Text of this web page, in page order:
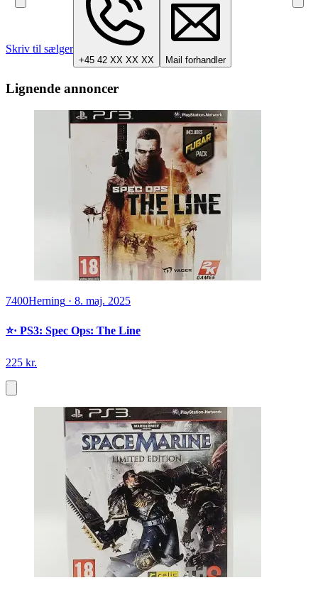
Skriv til sælger
+45 42 XX XX XX Mail forhandler
Lignende annoncer
7400Herning · 8. maj. 2025
⭐️· PS3: Spec Ops: The Line
225 kr.